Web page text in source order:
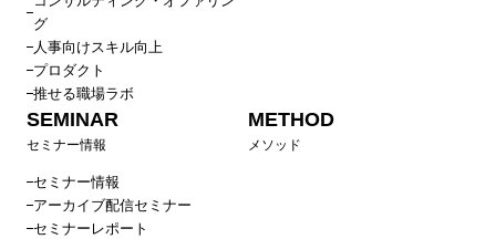
チーム伴走支援組織開発プログラム
90日で成果を出すマネジャーへ 新任管理職研修
エンゲージメントが高いチームを作るための、伴走型管理
職プログラム（管理職研修・マネジメント研修）
エンゲージメントサーベイ読み解きセミナー
中途入社者のオンボーディングを成功させるポイント ～
グ
人事向けスキル向上
プロダクト
推せる職場ラボ
SEMINAR
セミナー情報
セミナー情報
アーカイブ配信セミナー
セミナーレポート
METHOD
メソッド